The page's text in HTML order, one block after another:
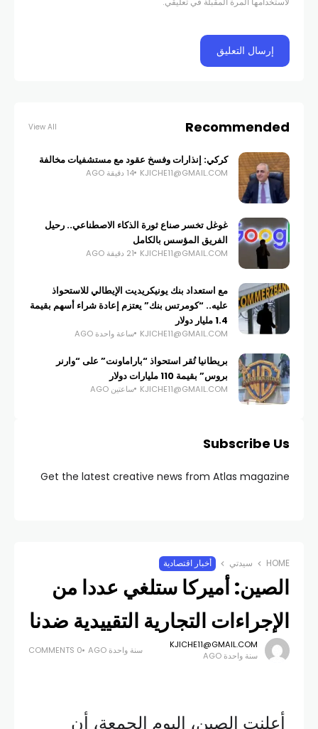
Recommended
View All
كركي: إنذارات وفسخ عقود مع مستشفيات مخالفة
KJICHE11@GMAIL.COM 14 دقيقة AGO
غوغل تخسر صناع ثورة الذكاء الاصطناعي.. رحيل
الفريق المؤسس بالكامل
KJICHE11@GMAIL.COM 21 دقيقة AGO
مع استعداد بنك يونيكريديت الإيطالي للاستحواذ
عليه.. “كومرتس بنك” يعتزم إعادة شراء أسهم بقيمة
1.4 مليار دولار
KJICHE11@GMAIL.COM ساعة واحدة AGO
بريطانيا تُقر استحواذ “باراماونت” على “وارنر
بروس” بقيمة 110 مليارات دولار
KJICHE11@GMAIL.COM ساعتين AGO
Subscribe Us
Get the latest creative news from Atlas magazine
HOME سيدتي أخبار اقتصادية
الصين: أميركا ستلغي عددا من
الإجراءات التجارية التقييدية ضدنا
KJICHE11@GMAIL.COM
سنة واحدة AGO
سنة واحدة AGO 0 COMMENTS